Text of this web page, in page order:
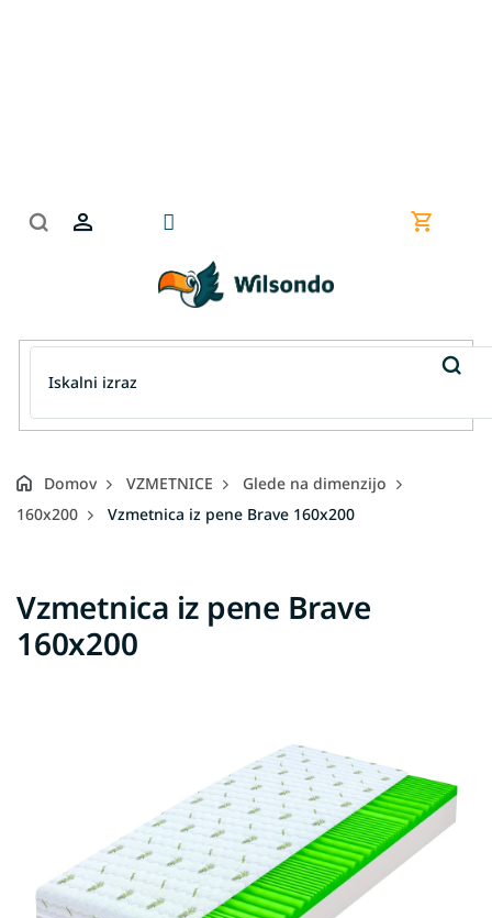
Domov VZMETNICE
Glede na dimenzijo
160x200
Vzmetnica iz pene Brave 160x200
Vzmetnica iz pene Brave
160x200